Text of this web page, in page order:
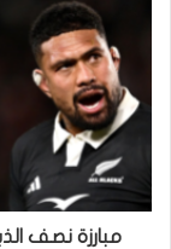
مبارزة نصف